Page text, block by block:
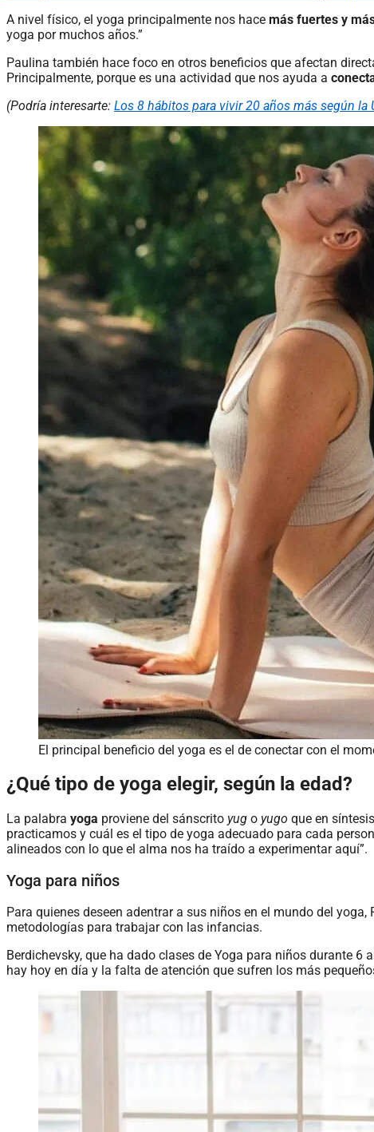
A nivel físico, el yoga principalmente nos hace más fuertes y
yoga por muchos años.”
Paulina también hace foco en otros beneficios que afectan
Principalmente, porque es una actividad que nos ayuda a
(Podría interesarte: Los 8 hábitos para vivir 20 años más según la
El principal beneficio del yoga es el de conectar con el
¿Qué tipo de yoga elegir, según la edad?
La palabra yoga proviene del sánscrito yug o yugo que en
practicamos y cuál es el tipo de yoga adecuado para cada
alineados con lo que el alma nos ha traído a experimentar aquí”.
Yoga para niños
Para quienes deseen adentrar a sus niños en el mundo del
metodologías para trabajar con las infancias.
Berdichevsky, que ha dado clases de Yoga para niños durante
hay hoy en día y la falta de atención que sufren los más